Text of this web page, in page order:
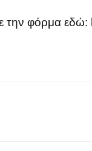
την φόρμα εδώ: